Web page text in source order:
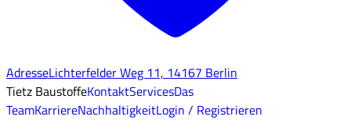
AdresseLichterfelder Weg 11, 14167 Berlin
Tietz BaustoffeKontaktServicesDas
TeamKarriereNachhaltigkeitLogin / Registrieren